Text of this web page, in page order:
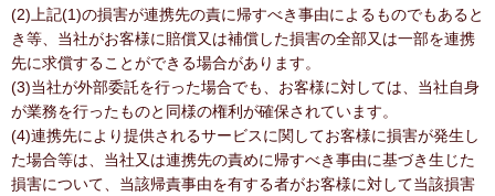
(2)上記(1)の損害が連携先の責に帰すべき事由によるものでもあると
き等、当社がお客様に賠償又は補償した損害の全部又は一部を連携
先に求償することができる場合があります。
(3)当社が外部委託を行った場合でも、お客様に対しては、当社自身
が業務を行ったものと同様の権利が確保されています。
(4)連携先により提供されるサービスに関してお客様に損害が発生し
た場合等は、当社又は連携先の責めに帰すべき事由に基づき生じた
損害について、当該帰責事由を有する者がお客様に対して当該損害